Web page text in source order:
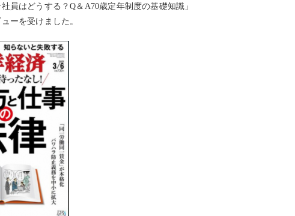
社員はどうする？Q＆A70歳定年制度の基礎知識」
ーを受けました。